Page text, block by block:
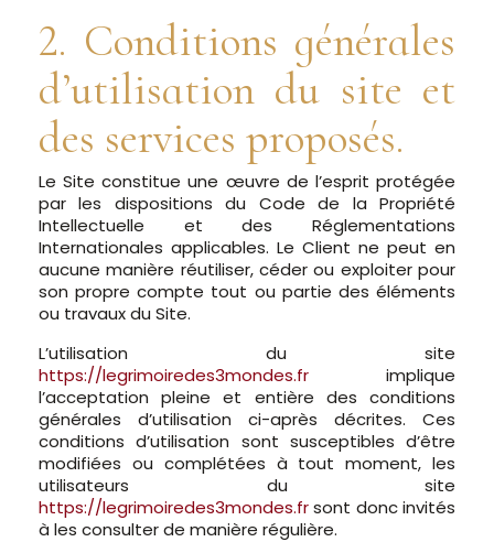
2. Conditions générales
d’utilisation du site et
des services proposés.
Le Site constitue une œuvre de l’esprit protégée
par les dispositions du Code de la Propriété
Intellectuelle et des Réglementations
Internationales applicables. Le Client ne peut en
aucune manière réutiliser, céder ou exploiter pour
son propre compte tout ou partie des éléments
ou travaux du Site.
L’utilisation du site
https://legrimoiredes3mondes.fr implique
l’acceptation pleine et entière des conditions
générales d’utilisation ci-après décrites. Ces
conditions d’utilisation sont susceptibles d’être
modifiées ou complétées à tout moment, les
utilisateurs du site
https://legrimoiredes3mondes.frsont donc invités
à les consulter de manière régulière.